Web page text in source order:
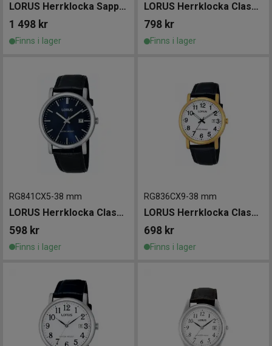
LORUS Herrklocka Sapphire 42mm
1 498 kr
Finns i lager
LORUS Herrklocka Classic 40mm
798 kr
Finns i lager
RG841CX5-38 mm
LORUS Herrklocka Classic 38mm
598 kr
Finns i lager
RG836CX9-38 mm
LORUS Herrklocka Classic 38mm
698 kr
Finns i lager